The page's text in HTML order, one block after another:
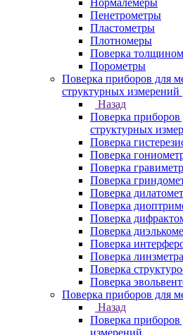
Нормалемеры
Пенетрометры
Пластометры
Плотномеры
Поверка
Порометры
Поверка приборов для
структурных измерений
Назад
Поверка приборов
структурных
Поверка
Поверка
Поверка
Поверка
Поверка
Поверка
Поверка
Поверка
Поверка
Поверка линзметра
Поверка
Поверка
Поверка приборов для
Назад
Поверка приборов
измерений